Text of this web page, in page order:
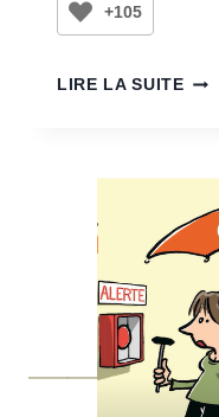
+105
LIRE LA SUITE